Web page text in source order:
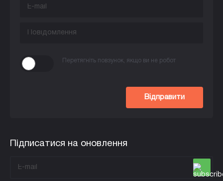
Перетягніть повзунок, якщо ви не робот
Відправити
Підписатися на оновлення